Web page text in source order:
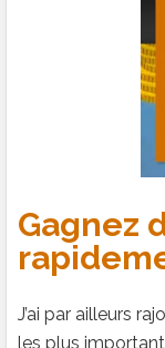
Gagnez
J’ai par ailleurs
les plus